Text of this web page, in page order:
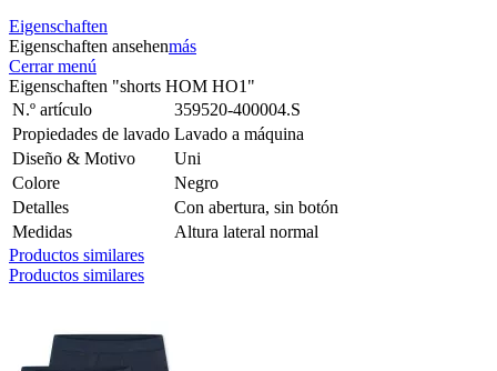
Eigenschaften
Eigenschaften ansehenmás
Cerrar menú
Eigenschaften "shorts HOM HO1"
N.º artículo
359520-400004.S
Propiedades de lavado Lavado a máquina
Diseño & Motivo
Uni
Colore
Negro
Detalles
Con abertura, sin botón
Medidas
Altura lateral normal
Productos similares
Productos similares